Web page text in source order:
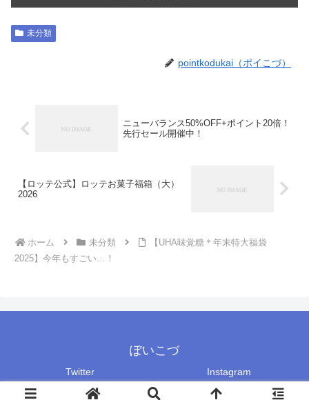
未分類
pointkodukai（ポイこづ）
ニューバランス50%OFF+ポイント20倍！
先行セール開催中！
【ロッテ公式】ロッテお菓子福箱（大）
2026
ホーム 未分類
【UHA味覚糖＊年末特大福袋
2025】今年もすごい…！
ぽいこづ
Twitter Instagram
Copyright © 2018-2026 ぽいこづ All Rights Reserved.